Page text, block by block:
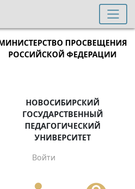
ПРОСВЕЩЕНИЯ
РОССИЙСКОЙ ФЕДЕРАЦИИ
НОВОСИБИРСКИЙ
ГОСУДАРСТВЕННЫЙ
ПЕДАГОГИЧЕСКИЙ
УНИВЕРСИТЕТ
Войти